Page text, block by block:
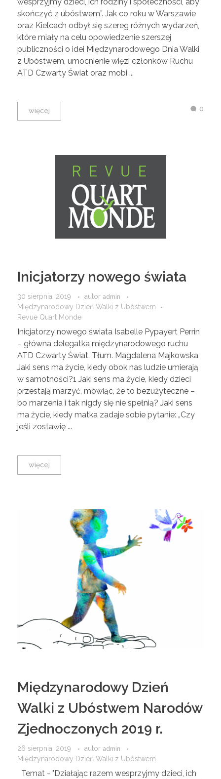
skończyć z ubóstwem”. Jak co roku w Warszawie
oraz Kielcach odbył się szereg różnych wydarzeń,
które miały na celu opowiedzenie szerszej
publiczności o idei Międzynarodowego Dnia Walki
z Ubóstwem, umocnienie więzi członków Ruchu
ATD Czwarty Świat oraz mobi ...
więcej 0
Inicjatorzy nowego świata
30 sierpnia, 2019 autor admin
Międzynarodowy Dzień Walki z Ubóstwem
Revue Quart Monde
Inicjatorzy nowego świata Isabelle Pypayert Perrin
– główna delegatka międzynarodowego ruchu
ATD Czwarty Świat. Tłum. Magdalena Majkowska
Jaki sens ma życie, kiedy obok nas ludzie umierają
w samotności?1 Jaki sens ma życie, kiedy dzieci
przestają marzyć, mówiąc, że to bezużyteczne –
bo marzenia i tak nigdy się nie spełnią? Jaki sens
ma życie, kiedy matka zadaje sobie pytanie: „Czy
jeśli zostawię ...
więcej
Międzynarodowy Dzień
Walki z Ubóstwem Narodów
Zjednoczonych 2019 r.
26 sierpnia, 2019 autor admin
Międzynarodowy Dzień Walki z Ubóstwem
Temat - "Działając razem wesprzyjmy dzieci, ich